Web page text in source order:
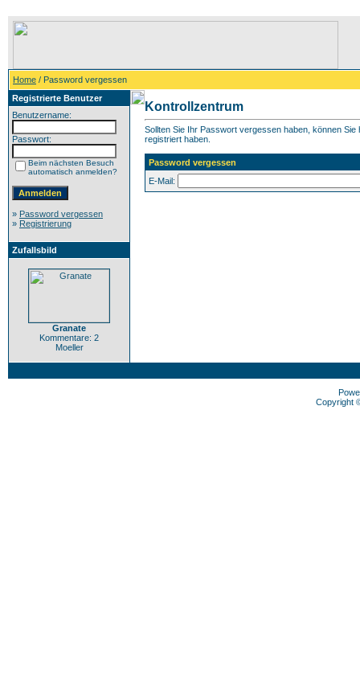
Home / Password vergessen
Registrierte Benutzer
Benutzername:
Passwort:
Beim nächsten Besuch
automatisch anmelden?
» Password vergessen
» Registrierung
Zufallsbild
Granate
Kommentare: 2
Moeller
Kontrollzentrum
Sollten Sie Ihr Passwort vergessen haben, können
registriert haben.
Password vergessen
E-Mail:
Copyright